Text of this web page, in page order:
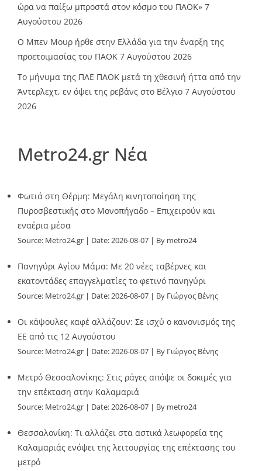
ώρα να παίξω μπροστά στον κόσμο του ΠΑΟΚ» 7
Αυγούστου 2026
O Mπεν Μουρ ήρθε στην Ελλάδα για την έναρξη της
προετοιμασίας του ΠΑΟΚ 7 Αυγούστου 2026
Το μήνυμα της ΠΑΕ ΠΑΟΚ μετά τη χθεσινή ήττα από την
Άντερλεχτ, εν όψει της ρεβάνς στο Βέλγιο 7 Αυγούστου
2026
Metro24.gr Νέα
Φωτιά στη Θέρμη: Μεγάλη κινητοποίηση της
Πυροσβεστικής στο Μονοπήγαδο – Επιχειρούν και
εναέρια μέσα
Source: Metro24.gr Date: 2026-08-07 By metro24
Πανηγύρι Αγίου Μάμα: Με 20 νέες ταβέρνες και
εκατοντάδες επαγγελματίες το φετινό πανηγύρι
Source: Metro24.gr Date: 2026-08-07 By Γιώργος Βένης
Οι κάψουλες καφέ αλλάζουν: Σε ισχύ ο κανονισμός της
ΕΕ από τις 12 Αυγούστου
Source: Metro24.gr Date: 2026-08-07 By Γιώργος Βένης
Μετρό Θεσσαλονίκης: Στις ράγες απόψε οι δοκιμές για
την επέκταση στην Καλαμαριά
Source: Metro24.gr Date: 2026-08-07 By metro24
Θεσσαλονίκη: Τι αλλάζει στα αστικά λεωφορεία της
Καλαμαριάς ενόψει της λειτουργίας της επέκτασης του
μετρό